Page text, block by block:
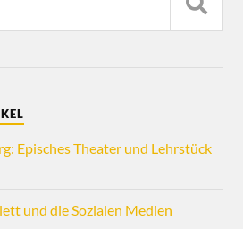
Episches Theater und Lehrstück
und die Sozialen Medien